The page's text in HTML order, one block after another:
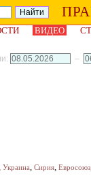
ВИДЕО
–
Украина, Сирия, Евросоюз